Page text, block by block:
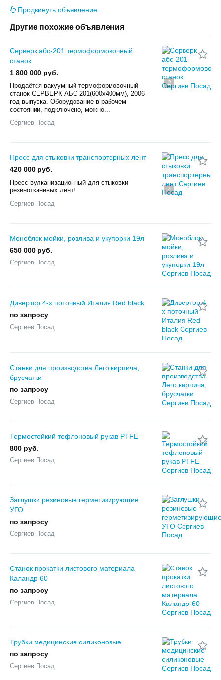
Продвинуть объявление
Другие похожие объявления
2
Серверк абс-201 термоформовочный
станок
1 800 000 руб.
Продаётся вакуумный термоформовочный
станок СЕРВЕРК АБС-201(600х400мм), 2006
год выпуска. Оборудование в рабочем
состоянии, подключено, можно...
Сергиев Посад
4
Пресс для стыковки транспортерных лент
420 000 руб.
Пресс вулканизационный для стыковки
резинотканевых лент!
Сергиев Посад
Моноблок мойки, розлива и укупорки 19л
650 000 руб.
Сергиев Посад
Дивертор 4-х поточный Италия Red black
по запросу
Сергиев Посад
Станки для производства Лего кирпича,
брусчатки
по запросу
Сергиев Посад
Термостойкий тефлоновый рукав PTFE
800 руб.
Сергиев Посад
Заглушки резиновые герметизирующие
УГО
по запросу
Сергиев Посад
Станок прокатки листового материала
Каландр-60
по запросу
Сергиев Посад
Трубки медицинские силиконовые
по запросу
Сергиев Посад